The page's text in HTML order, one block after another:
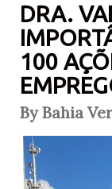
DRA.
100
By Bahia